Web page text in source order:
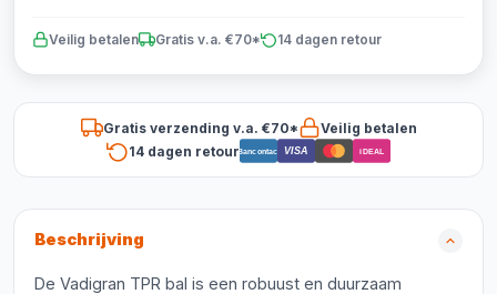
Veilig betalen Gratis v.a. €70* 14 dagen retour
Gratis verzending v.a. €70*
Veilig betalen
14 dagen retourBancontact VISA iDEAL
Beschrijving
De Vadigran TPR bal is een robuust en duurzaam